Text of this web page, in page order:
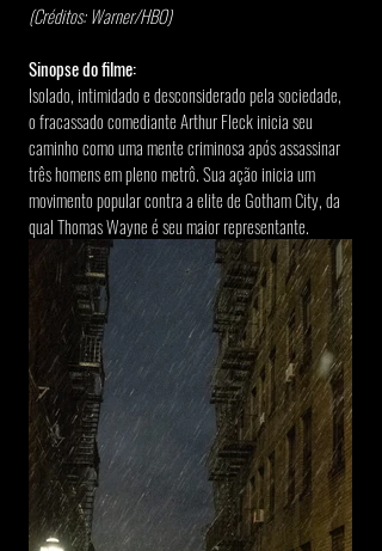
(Créditos: Warner/HBO)
Sinopse do filme:
Isolado, intimidado e desconsiderado pela sociedade,
o fracassado comediante Arthur Fleck inicia seu
caminho como uma mente criminosa após assassinar
três homens em pleno metrô. Sua ação inicia um
movimento popular contra a elite de Gotham City, da
qual Thomas Wayne é seu maior representante.